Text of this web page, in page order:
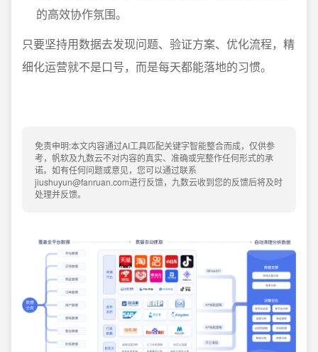
的高效协作氛围。
只要坚持用数据去发现问题、验证方案、优化流程，精
细化运营就不是口号，而是每天都能落地的习惯。
免责申明:本文内容通过AI工具匹配关键字智能整合而成，仅供参
考，帆软及九数云不对内容的真实、准确或完整作任何形式的承
诺。如有任何问题或意见，您可以通过联系
jiushuyun@fanruan.com进行反馈，九数云收到您的反馈后将及时
处理并反馈。